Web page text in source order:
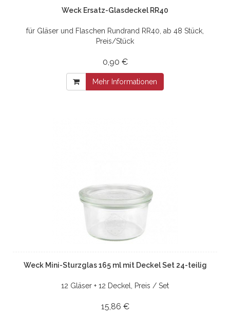
Weck Ersatz-Glasdeckel RR40
für Gläser und Flaschen Rundrand RR40, ab 48 Stück,
Preis/Stück
0,90 €
Mehr Informationen
Weck Mini-Sturzglas 165 ml mit Deckel Set 24-teilig
12 Gläser + 12 Deckel, Preis / Set
15,86 €